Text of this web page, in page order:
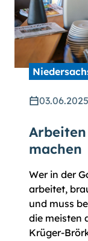
03.06.2025
machen
Wer in der
arbeitet,
und muss
die meisten
Krüger-